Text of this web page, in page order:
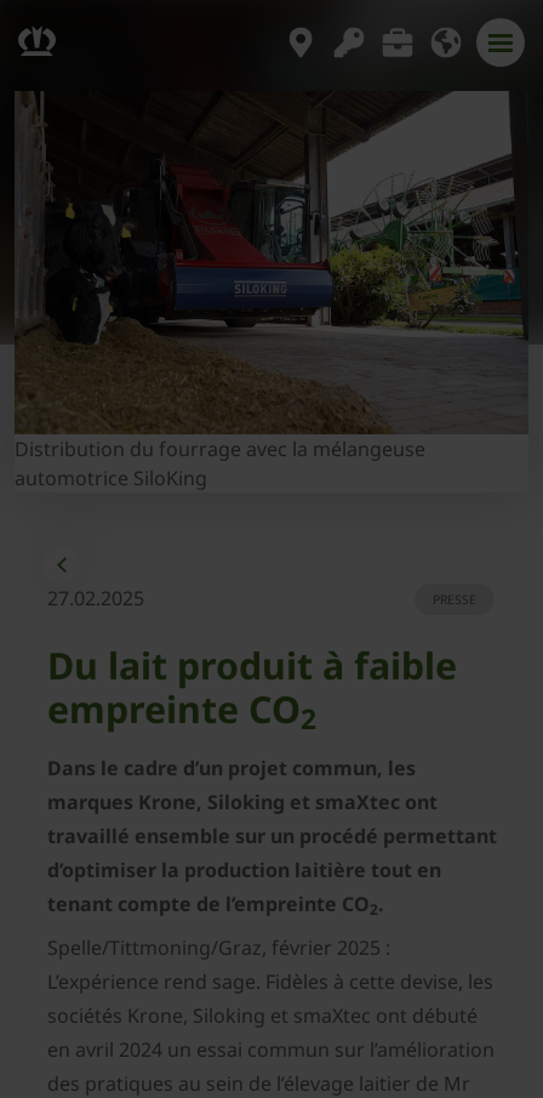
Distribution du fourrage avec la mélangeuse
automotrice SiloKing
27.02.2025 PRESSE
Du lait produit à faible
empreinte CO2
Dans le cadre d’un projet commun, les
marques Krone, Siloking et smaXtec ont
travaillé ensemble sur un procédé permettant
d’optimiser la production laitière tout en
tenant compte de l’empreinte CO2.
Spelle/Tittmoning/Graz, février 2025 :
L’expérience rend sage. Fidèles à cette devise, les
sociétés Krone, Siloking et smaXtec ont débuté
en avril 2024 un essai commun sur l’amélioration
des pratiques au sein de l’élevage laitier de Mr